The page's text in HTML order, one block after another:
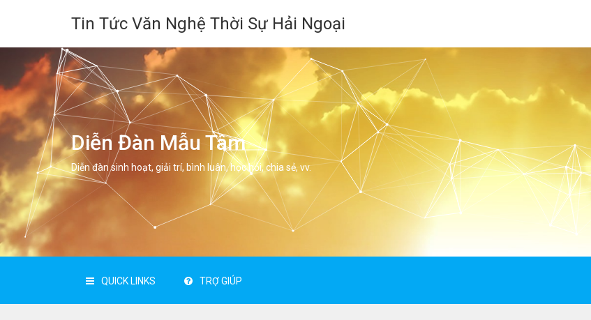
Tin Tức Văn Nghệ Thời Sự Hải Ngoại
Diễn Đàn Mẫu Tâm
Diễn đàn sinh hoạt, giải trí, bình luân, học hỏi, chia sẻ, vv.
QUICK LINKS TRỢ GIÚP